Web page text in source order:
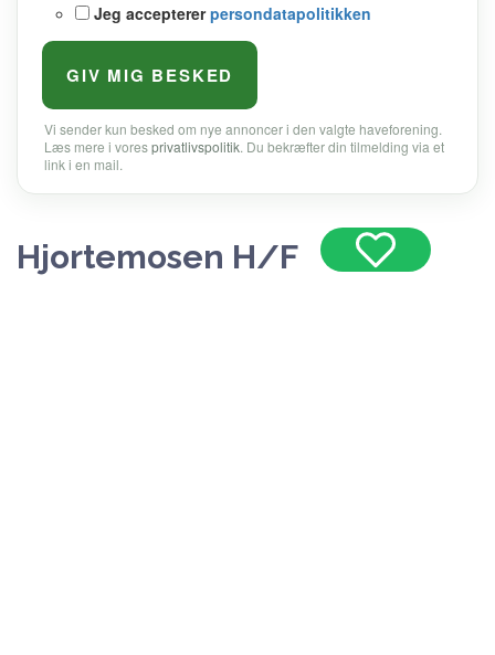
Jeg acceptererpersondatapolitikken
Vi sender kun besked om nye annoncer i den valgte haveforening.
Læs mere i voresprivatlivspolitik. Du bekræfter din tilmelding via et
link i en mail.
Hjortemosen H/F